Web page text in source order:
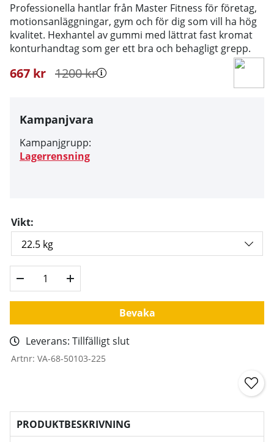
Professionella hantlar från Master Fitness för företag,
motionsanläggningar, gym och för dig som vill ha hög
kvalitet. Hexhantel av gummi med lättrat fast kromat
konturhandtag som ger ett bra och behagligt grepp.
1200kr
667 kr
Kampanjvara
Kampanjgrupp:
Lagerrensning
Vikt:
Bevaka
Leverans: Tillfälligt slut
Artnr: VA-68-50103-225
PRODUKTBESKRIVNING